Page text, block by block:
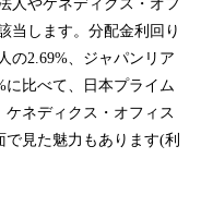
当します。分配金利回り
の2.69%、ジャパンリア
に比べて、日本プライム
ケネディクス・オフィス
見た魅力もあります(利